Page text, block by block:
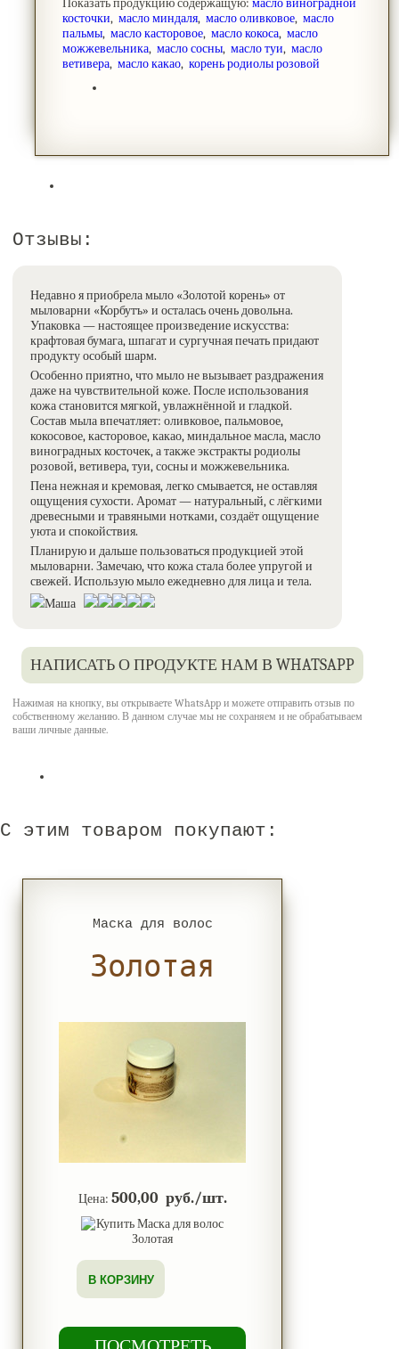
Показать продукцию содержащую: масло виноградной
косточки, масло миндаля, масло оливковое, масло
пальмы, масло касторовое, масло кокоса, масло
можжевельника, масло сосны, масло туи, масло
ветивера, масло какао, корень родиолы розовой
Отзывы:
Недавно я приобрела мыло «Золотой корень» от
мыловарни «Корбутъ» и осталась очень довольна.
Упаковка — настоящее произведение искусства:
крафтовая бумага, шпагат и сургучная печать придают
продукту особый шарм.
Особенно приятно, что мыло не вызывает раздражения
даже на чувствительной коже. После использования
кожа становится мягкой, увлажнённой и гладкой.
Состав мыла впечатляет: оливковое, пальмовое,
кокосовое, касторовое, какао, миндальное масла, масло
виноградных косточек, а также экстракты родиолы
розовой, ветивера, туи, сосны и можжевельника.
Пена нежная и кремовая, легко смывается, не оставляя
ощущения сухости. Аромат — натуральный, с лёгкими
древесными и травяными нотками, создаёт ощущение
уюта и спокойствия.
Планирую и дальше пользоваться продукцией этой
мыловарни. Замечаю, что кожа стала более упругой и
свежей. Использую мыло ежедневно для лица и тела.
Маша
НАПИСАТЬ О ПРОДУКТЕ НАМ В WHATSAPP
Нажимая на кнопку, вы открываете WhatsApp и можете отправить отзыв по
собственному желанию. В данном случае мы не сохраняем и не обрабатываем
ваши личные данные.
С этим товаром покупают:
Маска для волос
Золотая
Цена: 500,00 руб./шт.
В КОРЗИНУ